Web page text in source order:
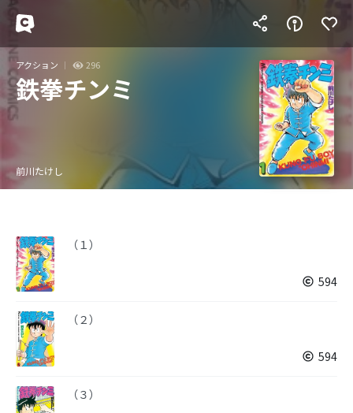
アクション 296
鉄拳チンミ
前川たけし
（１）
594
（２）
594
（３）